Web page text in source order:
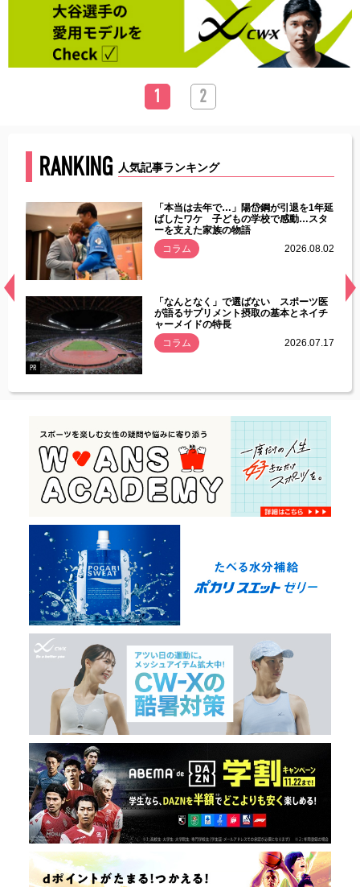
1 2
RANKING 人気記事ランキング
常
「本当は去年で…」陽岱鋼が引退を1年延
ばしたワケ 子どもの学校で感動…スタ
ーを支えた家族の物語
コラム
2026.08.02
PR
「なんとなく」で選ばない スポーツ医
が語るサプリメント摂取の基本とネイチ
ャーメイドの特長
コラム
2026.07.17